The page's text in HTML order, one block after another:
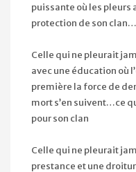
puissante où les pleurs
protection de son clan…
Celle qui ne pleurait
avec une éducation où
première la force de
mort s’en suivent…ce
pour son clan
Celle qui ne pleurait
prestance et une